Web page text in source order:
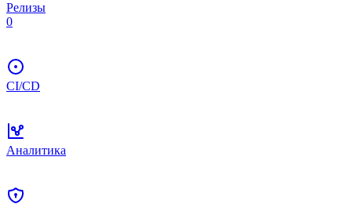
Релизы
0
CI/CD
Аналитика